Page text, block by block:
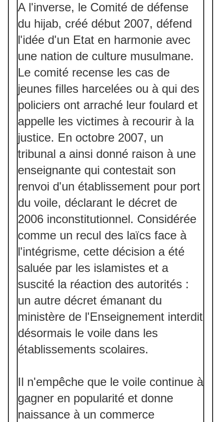
A l'inverse, le Comité de défense
du hijab, créé début 2007, défend
l'idée d'un Etat en harmonie avec
une nation de culture musulmane.
Le comité recense les cas de
jeunes filles harcelées ou à qui des
policiers ont arraché leur foulard et
appelle les victimes à recourir à la
justice. En octobre 2007, un
tribunal a ainsi donné raison à une
enseignante qui contestait son
renvoi d'un établissement pour port
du voile, déclarant le décret de
2006 inconstitutionnel. Considérée
comme un recul des laïcs face à
l'intégrisme, cette décision a été
saluée par les islamistes et a
suscité la réaction des autorités :
un autre décret émanant du
ministère de l'Enseignement interdit
désormais le voile dans les
établissements scolaires.
Il n'empêche que le voile continue à
gagner en popularité et donne
naissance à un commerce